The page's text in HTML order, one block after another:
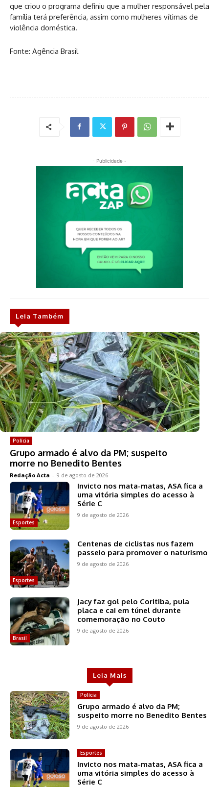
que criou o programa definiu que a mulher responsável pela
família terá preferência, assim como mulheres vítimas de
violência doméstica.
Fonte: Agência Brasil
- Publicidade -
Leia Também
Polícia
Grupo armado é alvo da PM; suspeito
morre no Benedito Bentes
Redação Acta - 9 de agosto de 2026
Esportes
Invicto nos mata-matas, ASA fica a
uma vitória simples do acesso à
Série C
9 de agosto de 2026
Esportes
Centenas de ciclistas nus fazem
passeio para promover o naturismo
9 de agosto de 2026
Brasil
Jacy faz gol pelo Coritiba, pula
placa e cai em túnel durante
comemoração no Couto
9 de agosto de 2026
Leia Mais
Polícia
Grupo armado é alvo da PM;
suspeito morre no Benedito Bentes
9 de agosto de 2026
Esportes
Invicto nos mata-matas, ASA fica a
uma vitória simples do acesso à
Série C